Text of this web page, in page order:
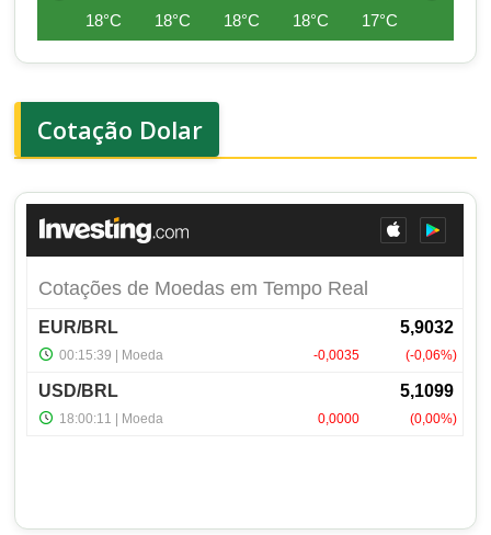
18°C 18°C 18°C 18°C 17°C
Cotação Dolar